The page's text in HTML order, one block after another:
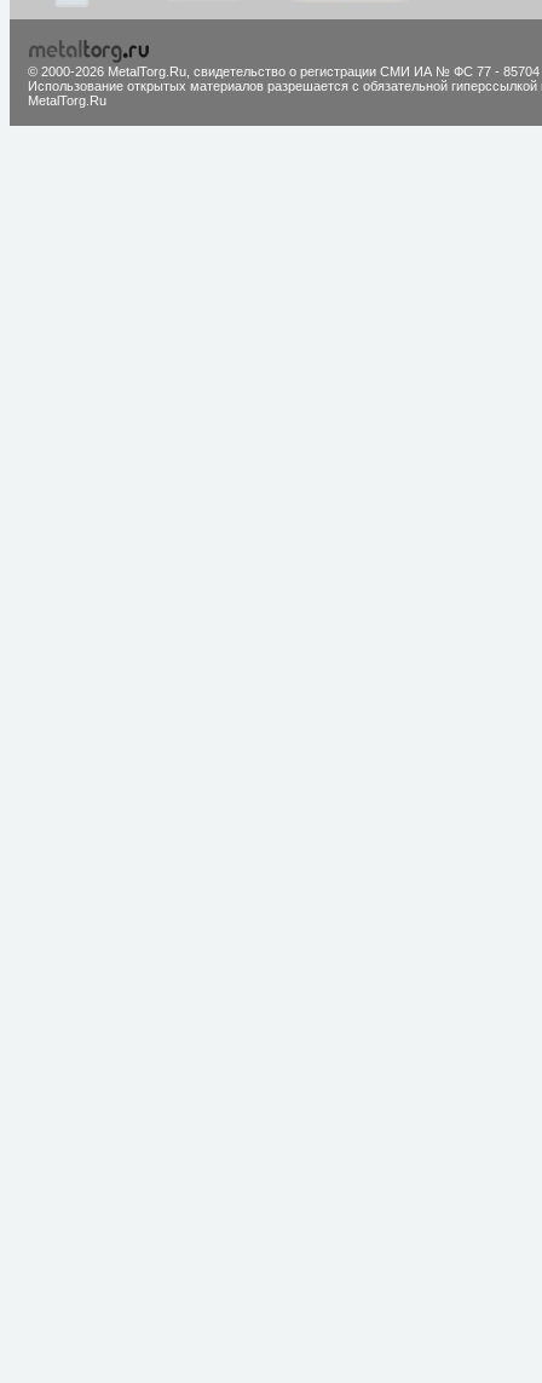
© 2000-2026 MetalTorg.Ru, cвидетельство о регистрации СМИ ИА № ФС 77 - 85704
Использование открытых материалов разрешается с обязательной гиперссылкой
MetalTorg.Ru